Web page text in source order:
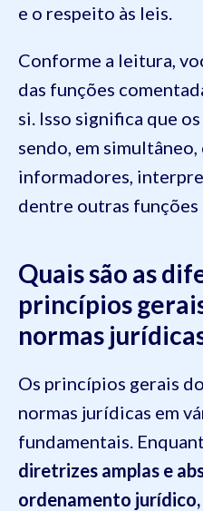
e o respeito às leis.
Conforme a leitura,
das funções
si. Isso significa que
sendo, em
informadores,
dentre outras funções
Quais são as
princípios
normas
Os princípios gerais
normas jurídicas em
fundamentais.
diretrizes amplas e
ordenamento